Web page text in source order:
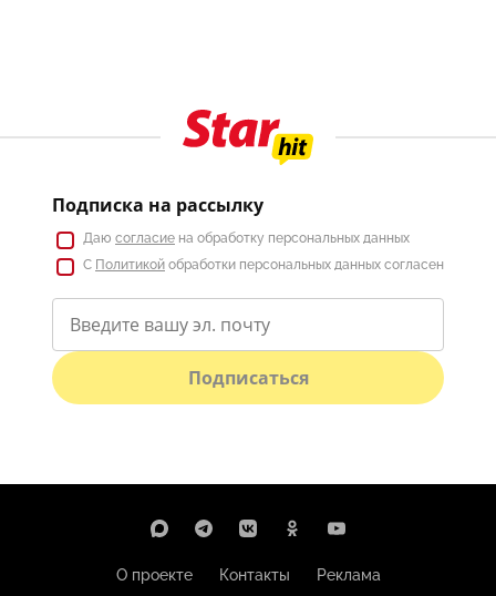
Подписка на рассылку
Даю согласие на обработку персональных данных
С Политикой обработки персональных данных согласен
Подписаться
О проекте Контакты
Реклама